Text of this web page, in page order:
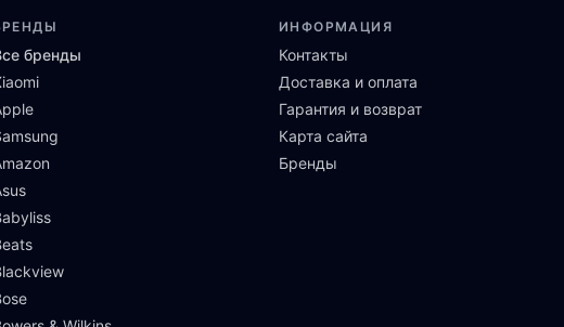
бренды
ИНФОРМАЦИЯ
Контакты
Доставка и оплата
Гарантия и возврат
Карта сайта
Бренды